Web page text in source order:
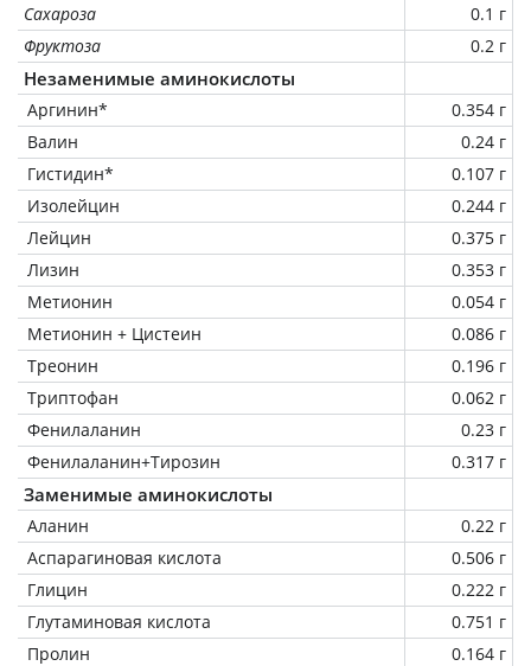
Сахароза
0.1 г
Фруктоза
0.2 г
Незаменимые аминокислоты
Аргинин*
0.354 г
Валин
0.24 г
Гистидин*
0.107 г
Изолейцин
0.244 г
Лейцин
0.375 г
Лизин
0.353 г
Метионин
0.054 г
Метионин + Цистеин
0.086 г
Треонин
0.196 г
Триптофан
0.062 г
Фенилаланин
0.23 г
Фенилаланин+Тирозин
0.317 г
Заменимые аминокислоты
Аланин
0.22 г
Аспарагиновая кислота
0.506 г
Глицин
0.222 г
Глутаминовая кислота
0.751 г
Пролин
0.164 г